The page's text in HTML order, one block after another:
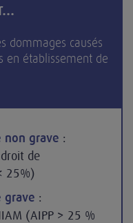
dommages causés
en établissement de
non grave :
de
25%)
grave :
(AIPP > 25 %